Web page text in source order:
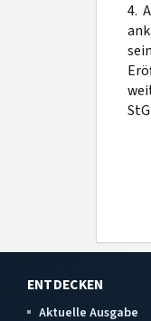
4.
ENTDECKEN
Aktuelle Ausgabe